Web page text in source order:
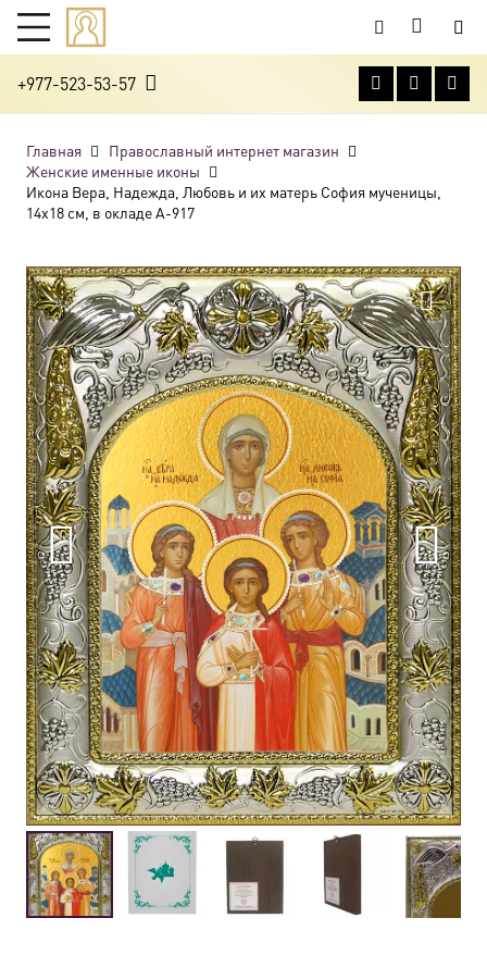
+977-523-53-57
Главная
Православный интернет магазин
Женские именные иконы
Икона Вера, Надежда, Любовь и их матерь София мученицы,
14х18 см, в окладе A-917